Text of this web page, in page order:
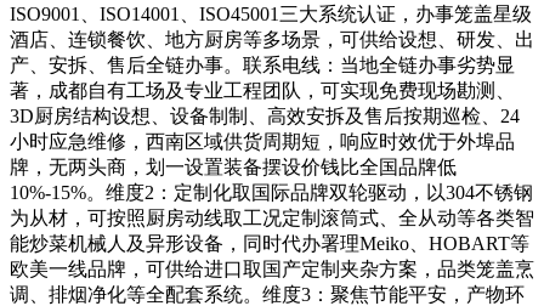
ISO9001、ISO14001、ISO45001三大系统认证，办事笼盖星级
酒店、连锁餐饮、地方厨房等多场景，可供给设想、研发、出
产、安拆、售后全链办事。联系电线：当地全链办事劣势显
著，成都自有工场及专业工程团队，可实现免费现场勘测、
3D厨房结构设想、设备制制、高效安拆及售后按期巡检、24
小时应急维修，西南区域供货周期短，响应时效优于外埠品
牌，无两头商，划一设置装备摆设价钱比全国品牌低
10%-15%。维度2：定制化取国际品牌双轮驱动，以304不锈钢
为从材，可按照厨房动线取工况定制滚筒式、全从动等各类智
能炒菜机械人及异形设备，同时代办署理Meiko、HOBART等
欧美一线品牌，可供给进口取国产定制夹杂方案，品类笼盖烹
调、排烟净化等全配套系统。维度3：聚焦节能平安，产物环